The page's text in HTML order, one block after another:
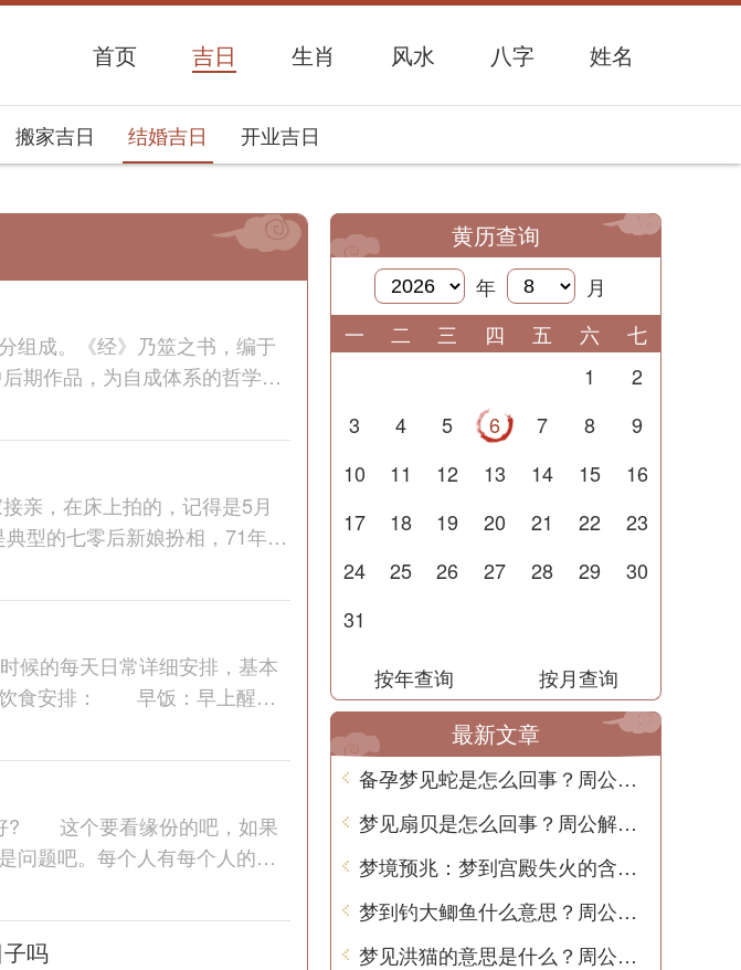
首页 吉日 生肖 风水 八字 姓名
搬家吉日 结婚吉日 开业吉日
成。《经》乃筮之书，编于
期作品，为自成体系的哲学著
，在床上拍的，记得是5月
型的七零后新娘扮相，71年的
的每天日常详细安排，基本
食安排： 早饭：早上醒后
? 这个要看缘份的吧，如果
问题吧。每个人有每个人的性
吗
黄历查询
年
月
一
二 三 四 五 六
七
1
2
3
4 5 6 7 8
9
10
11 12 13 14 15
16
17
18 19 20 21 22
23
24
25 26 27 28 29
30
31
按年查询 按月查询
最新文章
备孕梦见蛇是怎么回事？周公解梦揭秘
梦见扇贝是怎么回事？周公解梦告诉你！
梦境预兆：梦到宫殿失火的含义解析
梦到钓大鲫鱼什么意思？周公解梦告诉你
梦见洪猫的意思是什么？周公解梦告诉你